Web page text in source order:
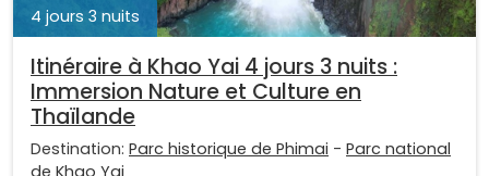
4 jours 3 nuits
Itinéraire à Khao Yai 4 jours 3 nuits :
Immersion Nature et Culture en
Thaïlande
Destination: Parc historique de Phimai - Parc national
de Khao Yai